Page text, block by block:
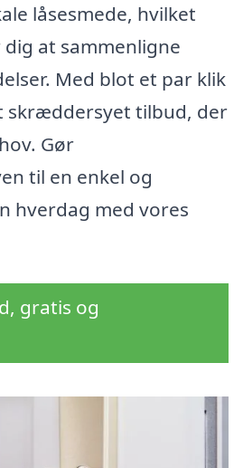
låsesmede, hvilket
at sammenligne
Med blot et par klik
skræddersyet tilbud, der
Gør
til en enkel og
hverdag med vores
gratis og